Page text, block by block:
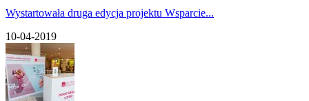
Wystartowała druga edycja projektu Wsparcie...
10-04-2019